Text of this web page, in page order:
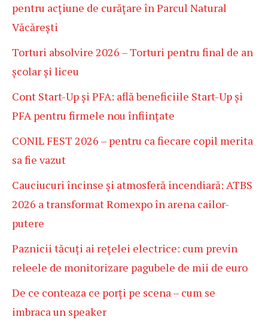
pentru acțiune de curățare în Parcul Natural
Văcărești
Torturi absolvire 2026 – Torturi pentru final de an
școlar și liceu
Cont Start-Up și PFA: află beneficiile Start-Up și
PFA pentru firmele nou înființate
CONIL FEST 2026 – pentru ca fiecare copil merita
sa fie vazut
Cauciucuri încinse și atmosferă incendiară: ATBS
2026 a transformat Romexpo în arena cailor-
putere
Paznicii tăcuți ai rețelei electrice: cum previn
releele de monitorizare pagubele de mii de euro
De ce conteaza ce porți pe scena – cum se
imbraca un speaker